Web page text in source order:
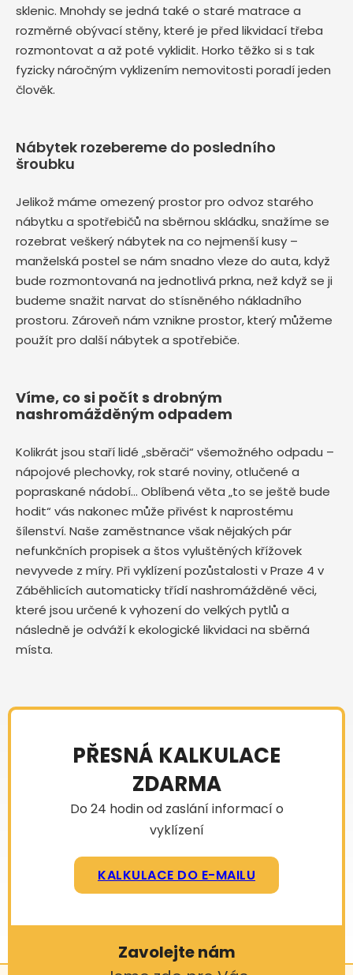
sklenic. Mnohdy se jedná také o staré matrace a
rozměrné obývací stěny, které je před likvidací třeba
rozmontovat a až poté vyklidit. Horko těžko si s tak
fyzicky náročným vyklizením nemovitosti poradí jeden
člověk.
Nábytek rozebereme do posledního
šroubku
Jelikož máme omezený prostor pro odvoz starého
nábytku a spotřebičů na sběrnou skládku, snažíme se
rozebrat veškerý nábytek na co nejmenší kusy –
manželská postel se nám snadno vleze do auta, když
bude rozmontovaná na jednotlivá prkna, než když se ji
budeme snažit narvat do stísněného nákladního
prostoru. Zároveň nám vznikne prostor, který můžeme
použít pro další nábytek a spotřebiče.
Víme, co si počít s drobným
nashromážděným odpadem
Kolikrát jsou staří lidé „sběrači“ všemožného odpadu –
nápojové plechovky, rok staré noviny, otlučené a
popraskané nádobí… Oblíbená věta „to se ještě bude
hodit“ vás nakonec může přivést k naprostému
šílenství. Naše zaměstnance však nějakých pár
nefunkčních propisek a štos vyluštěných křížovek
nevyvede z míry. Při vyklízení pozůstalosti v Praze 4 v
Záběhlicích automaticky třídí nashromážděné věci,
které jsou určené k vyhození do velkých pytlů a
následně je odváží k ekologické likvidaci na sběrná
místa.
PŘESNÁ KALKULACE
ZDARMA
Do 24 hodin od zaslání informací o
vyklízení
KALKULACE DO E-MAILU
Zavolejte nám